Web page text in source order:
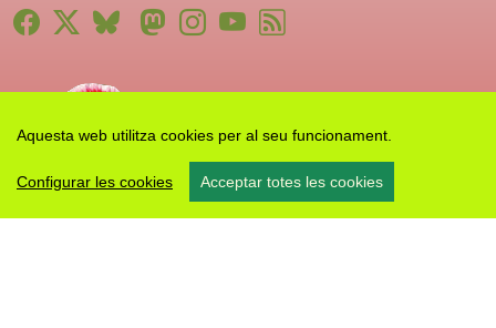
Aquesta web utilitza cookies per al seu funcionament.
Configurar les cookies Acceptar totes les cookies